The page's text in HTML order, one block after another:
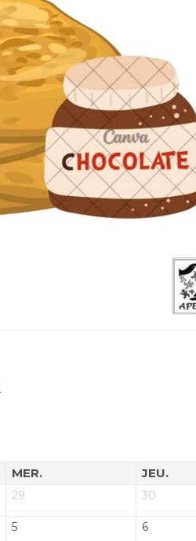
MER. JEU.
29 30
5 6